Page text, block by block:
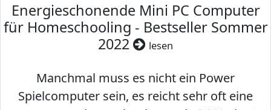
Energieschonende Mini PC Computer
für Homeschooling - Bestseller Sommer
2022
lesen
Manchmal muss es nicht ein Power
Spielcomputer sein, es reicht sehr oft eine